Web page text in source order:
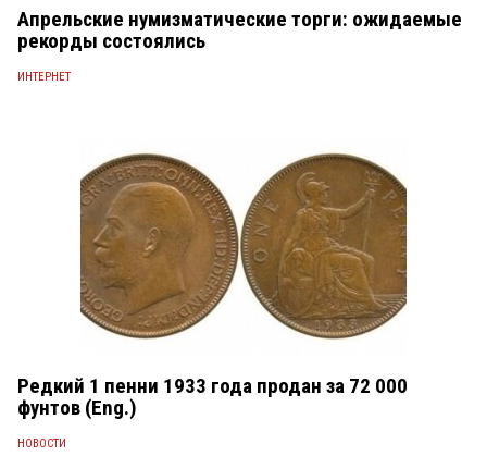
Апрельские нумизматические торги: ожидаемые
рекорды состоялись
ИНТЕРНЕТ
Редкий 1 пенни 1933 года продан за 72 000
фунтов (Eng.)
НОВОСТИ